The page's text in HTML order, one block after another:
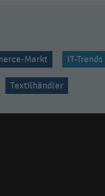
Markt IT-Trends
Textilhändler